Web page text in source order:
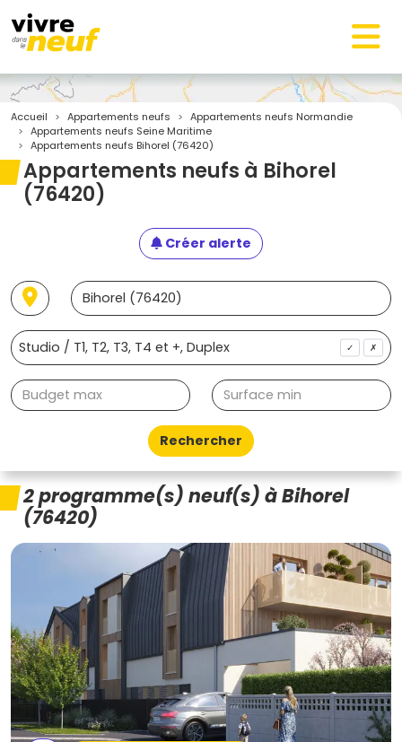
Accueil Appartements neufs
Appartements neufs Normandie
Appartements neufs Seine Maritime
Appartements neufs Bihorel (76420)
Appartements neufs à Bihorel
(76420)
Créer alerte
✓ ✗
Rechercher
2 programme(s) neuf(s) à Bihorel
(76420)